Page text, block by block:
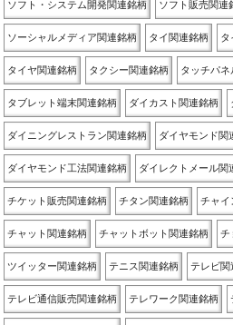
ソフト・システム開発関連銘柄 ソフト販売関連
ソーシャルメディア関連銘柄 タイ関連銘柄 タ
タイヤ関連銘柄 タクシー関連銘柄 タッチパ
タブレット端末関連銘柄 ダイカスト関連銘柄
ダイニングレストラン関連銘柄 ダイヤモンド関
ダイヤモンド工法関連銘柄 ダイレクトメール関
チケット販売関連銘柄 チタン関連銘柄 チャイ
チャット関連銘柄 チャットボット関連銘柄 チ
ツイッター関連銘柄 テニス関連銘柄 テレビ関
テレビ通信販売関連銘柄 テレワーク関連銘柄